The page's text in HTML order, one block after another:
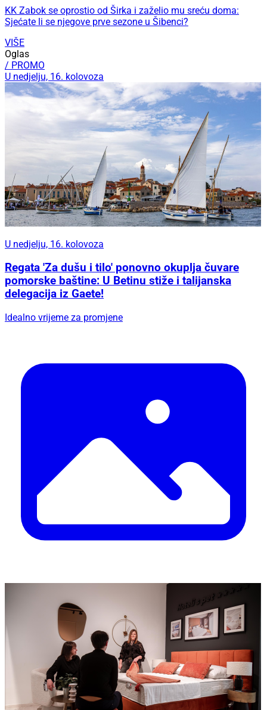
KK Zabok se oprostio od Širka i zaželio mu sreću doma:
Sjećate li se njegove prve sezone u Šibenci?
VIŠE
Oglas
/ PROMO
U nedjelju, 16. kolovoza
U nedjelju, 16. kolovoza
Regata 'Za dušu i tilo' ponovno okuplja čuvare
pomorske baštine: U Betinu stiže i talijanska
delegacija iz Gaete!
Idealno vrijeme za promjene